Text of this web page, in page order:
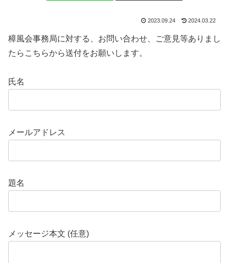
2023.09.24 2024.03.22
樟風会事務局に対する、お問い合わせ、ご意見等ありまし
たらこちらから送付をお願いします。
氏名
メールアドレス
題名
メッセージ本文 (任意)